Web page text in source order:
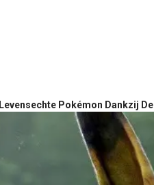
Levensechte Pokémon Dankzij